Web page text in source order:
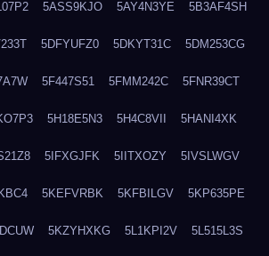
5ASS9KJO 5AY4N3YE 5B3AF4SH
5DFYUFZ0 5DKYT31C 5DM253CG
5F447S51 5FMM242C 5FNR39CT
5H18E5N3 5H4C8VII 5HANI4XK
5IFXGJFK 5IITXOZY 5IVSLWGV
5KEFVRBK 5KFBILGV 5KP635PE
5KZYHXKG 5L1KPI2V 5L515L3S